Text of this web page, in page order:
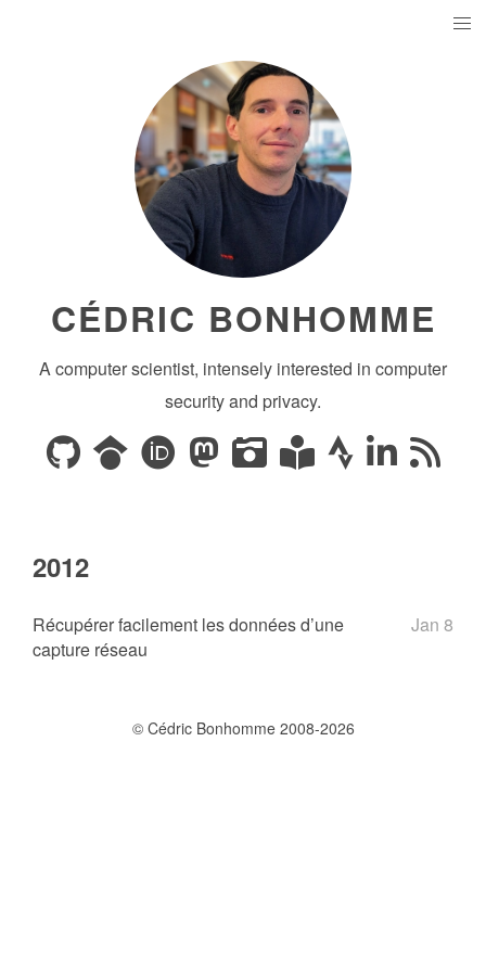
CÉDRIC BONHOMME
A computer scientist, intensely interested in computer
security and privacy.
2012
Récupérer facilement les données d’une
capture réseau
Jan 8
© Cédric Bonhomme 2008-2026